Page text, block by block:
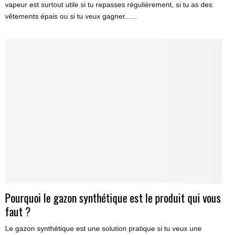
vapeur est surtout utile si tu repasses régulièrement, si tu as des
vêtements épais ou si tu veux gagner......
Pourquoi le gazon synthétique est le produit qui vous
faut ?
Le gazon synthétique est une solution pratique si tu veux une